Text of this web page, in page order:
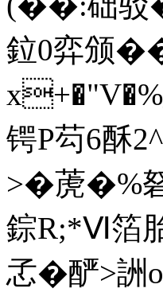
鉝0弈颁�
x+�"V�%
锷P芶6
>�萀�%
錝R;*Ⅵ
孞�酽>詶